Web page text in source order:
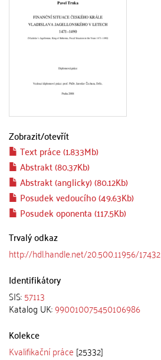
Zobrazit/otevřít
Text práce (1.833Mb)
Abstrakt (80.37Kb)
Abstrakt (anglicky) (80.12Kb)
Posudek vedoucího (49.63Kb)
Posudek oponenta (117.5Kb)
Trvalý odkaz
http://hdl.handle.net/20.500.11956/17432
Identifikátory
SIS:57113
Katalog UK:990010075450106986
Kolekce
Kvalifikační práce [25332]